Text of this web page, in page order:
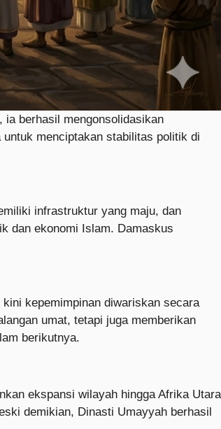
ia berhasil mengonsolidasikan
menciptakan stabilitas politik di
infrastruktur yang maju, dan
dan ekonomi Islam. Damaskus
kepemimpinan diwariskan secara
umat, tetapi juga memberikan
berikutnya.
ekspansi wilayah hingga Afrika Utara
demikian, Dinasti Umayyah berhasil